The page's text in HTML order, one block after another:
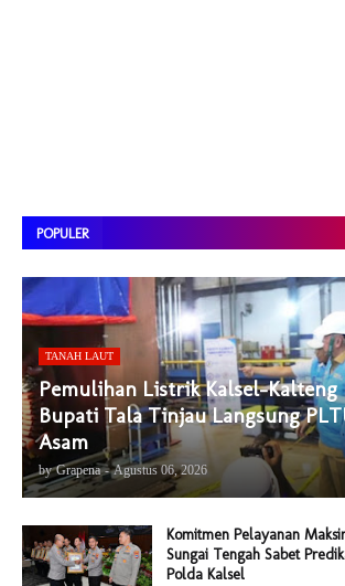
POPULER
TANAH LAUT
Pemulihan Listrik Kalsel-Kalteng
Bupati Tala Tinjau Langsung
Asam
by Grapena - Agustus 06, 2026
Komitmen Pelayanan
Sungai Tengah Sabet
Polda Kalsel